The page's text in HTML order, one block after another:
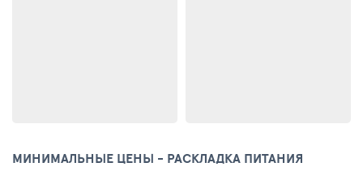
МИНИМАЛЬНЫЕ ЦЕНЫ - РАСКЛАДКА ПИТАНИЯ